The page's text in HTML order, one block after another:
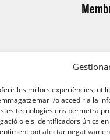
les millors experiències,
i/o accedir a la
tecnologies ens permetrà
o els identificadors únics
pot afectar